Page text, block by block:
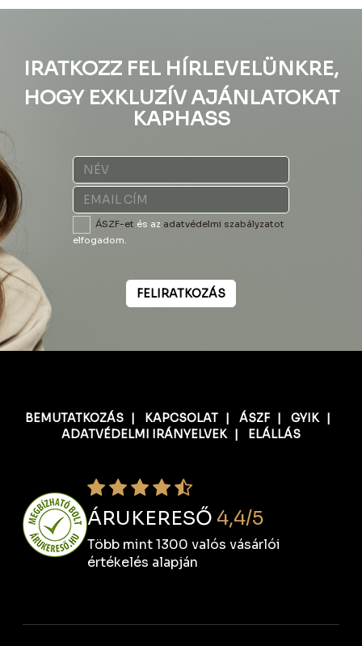
IRATKOZZ FEL HÍRLEVELÜNKRE,
HOGY EXKLUZÍV AJÁNLATOKAT
KAPHASS
ÁSZF-et és az adatvédelmi szabályzatot
elfogadom.
FELIRATKOZÁS
BEMUTATKOZÁS| KAPCSOLAT| ÁSZF| GYIK|
ADATVÉDELMI IRÁNYELVEK| ELÁLLÁS
ÁRUKERESŐ 4,4/5
Több mint 1300 valós vásárlói
értékelés alapján